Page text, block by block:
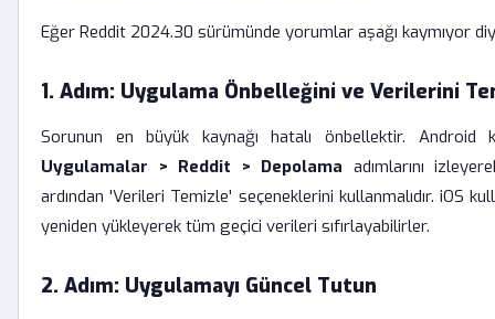
Eğer Reddit 2024.30 sürümünde yorumlar aşağı kaymıyor
1. Adım: Uygulama Önbelleğini ve Verilerini
Sorunun en büyük kaynağı hatalı önbellektir. Android
Uygulamalar > Reddit > Depolama adımlarını
ardından 'Verileri Temizle' seçeneklerini kullanmalıdır. iOS
yeniden yükleyerek tüm geçici verileri sıfırlayabilirler.
2. Adım: Uygulamayı Güncel Tutun